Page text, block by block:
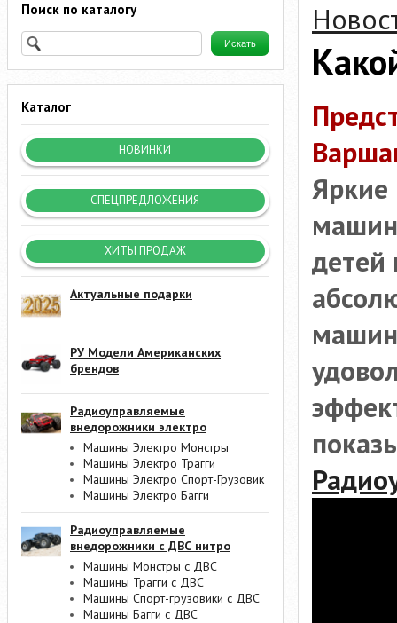
Поиск по каталогу
Каталог
НОВИНКИ
СПЕЦПРЕДЛОЖЕНИЯ
ХИТЫ ПРОДАЖ
Актуальные подарки
РУ Модели Американских
брендов
Радиоуправляемые
внедорожники электро
Машины Электро Монстры
Машины Электро Трагги
Машины Электро Спорт-Грузовик
Машины Электро Багги
Радиоуправляемые
внедорожники с ДВС нитро
Машины Монстры с ДВС
Машины Трагги с ДВС
Машины Спорт-грузовики с ДВС
Машины Багги с ДВС
Яркие
детей